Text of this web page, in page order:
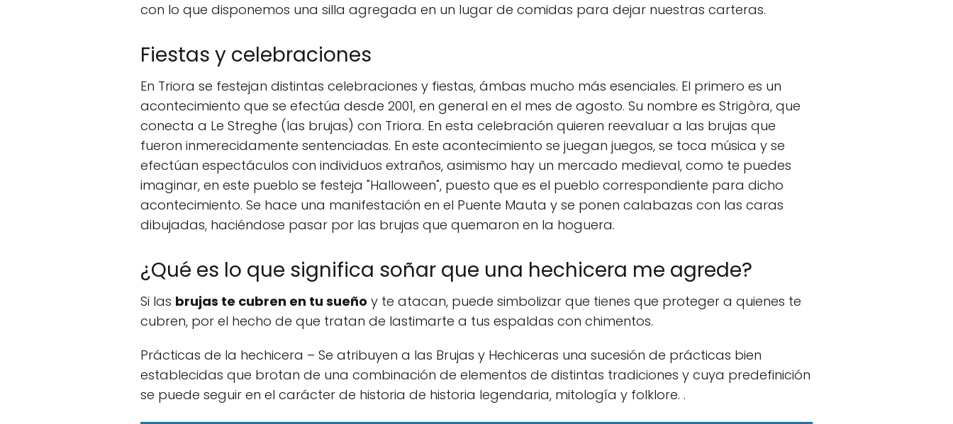
con lo que disponemos una silla agregada en un lugar de comidas para dejar nuestras carteras.
Fiestas y celebraciones
En Triora se festejan distintas celebraciones y fiestas, ámbas mucho más esenciales. El primero es un
acontecimiento que se efectúa desde 2001, en general en el mes de agosto. Su nombre es Strigòra, que
conecta a Le Streghe (las brujas) con Triora. En esta celebración quieren reevaluar a las brujas que
fueron inmerecidamente sentenciadas. En este acontecimiento se juegan juegos, se toca música y se
efectúan espectáculos con individuos extraños, asimismo hay un mercado medieval, como te puedes
imaginar, en este pueblo se festeja "Halloween", puesto que es el pueblo correspondiente para dicho
acontecimiento. Se hace una manifestación en el Puente Mauta y se ponen calabazas con las caras
dibujadas, haciéndose pasar por las brujas que quemaron en la hoguera.
¿Qué es lo que significa soñar que una hechicera me agrede?
Si las brujas te cubren en tu sueño y te atacan, puede simbolizar que tienes que proteger a quienes te
cubren, por el hecho de que tratan de lastimarte a tus espaldas con chimentos.
Prácticas de la hechicera – Se atribuyen a las Brujas y Hechiceras una sucesión de prácticas bien
establecidas que brotan de una combinación de elementos de distintas tradiciones y cuya predefinición
se puede seguir en el carácter de historia de historia legendaria, mitología y folklore. .